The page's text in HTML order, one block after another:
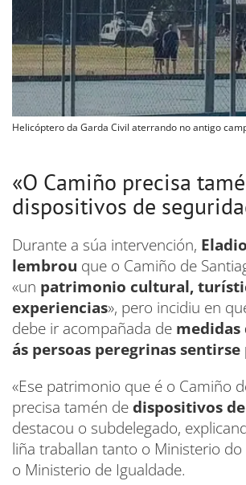
Helicóptero da Garda Civil aterrando no antigo
«O Camiño precisa
dispositivos de
Durante a súa intervención,
lembrou que o Camiño de
«un patrimonio cultural,
experiencias», pero incidiu en
debe ir acompañada de
ás persoas peregrinas
«Ese patrimonio que é o Camiño
precisa tamén de dispositivos
destacou o subdelegado,
liña traballan tanto o Ministerio
o Ministerio de Igualdade.